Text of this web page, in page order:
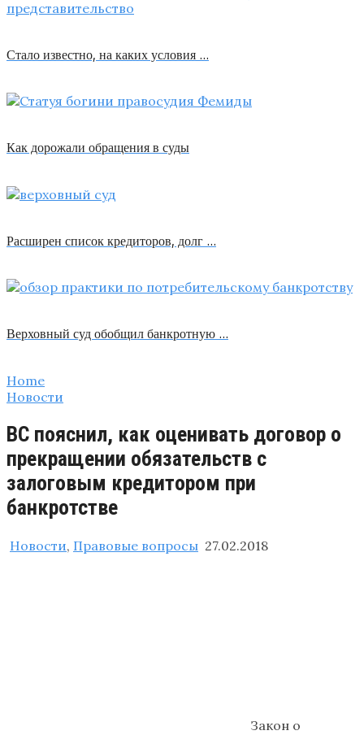
Стало известно, на каких условия …
Как дорожали обращения в суды
Расширен список кредиторов, долг …
Верховный суд обобщил банкротную …
Home
Новости
ВС пояснил, как оценивать договор о
прекращении обязательств с
залоговым кредитором при
банкротстве
Новости, Правовые вопросы 27.02.2018
Закон о